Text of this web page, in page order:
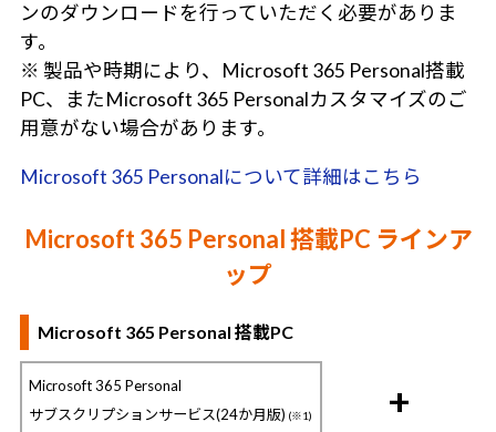
ンのダウンロードを行っていただく必要がありま
す。
※ 製品や時期により、Microsoft 365 Personal搭載
PC、またMicrosoft 365 Personalカスタマイズのご
用意がない場合があります。
Microsoft 365 Personalについて詳細はこちら
Microsoft 365 Personal 搭載PC ラインア
ップ
Microsoft 365 Personal 搭載PC
Microsoft 365 Personal
サブスクリプションサービス(24か月版) (※1) +